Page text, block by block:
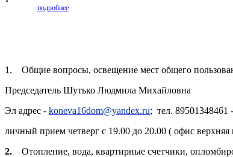
подробнее
1. Общие вопросы, освещение мест общего
Председатель Шутько Людмила Михайловна
Эл адрес - koneva16dom@yandex.ru; тел. 89501348461
личный прием четверг с 19.00 до 20.00 ( офис верхняя
2. Отопление, вода, квартирные счетчики,